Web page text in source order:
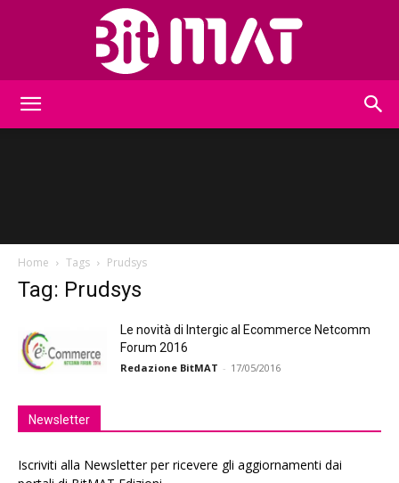
Home Tags Prudsys
Tag: Prudsys
Le novità di Intergic al Ecommerce Netcomm
Forum 2016
Redazione BitMAT - 17/05/2016
Newsletter
Iscriviti alla Newsletter per ricevere gli aggiornamenti dai